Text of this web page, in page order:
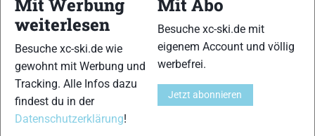
29 30
Mit Werbung
weiterlesen
Besuche xc-ski.de wie
gewohnt mit Werbung und
Tracking. Alle Infos dazu
findest du in der
Datenschutzerklärung!
Mit Abo
Besuche xc-ski.de mit
eigenem Account und völlig
werbefrei.
Jetzt abonnieren